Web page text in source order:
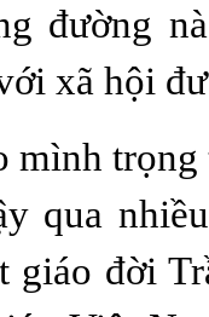
đường
xã hội
mình trọng
qua
giáo đời